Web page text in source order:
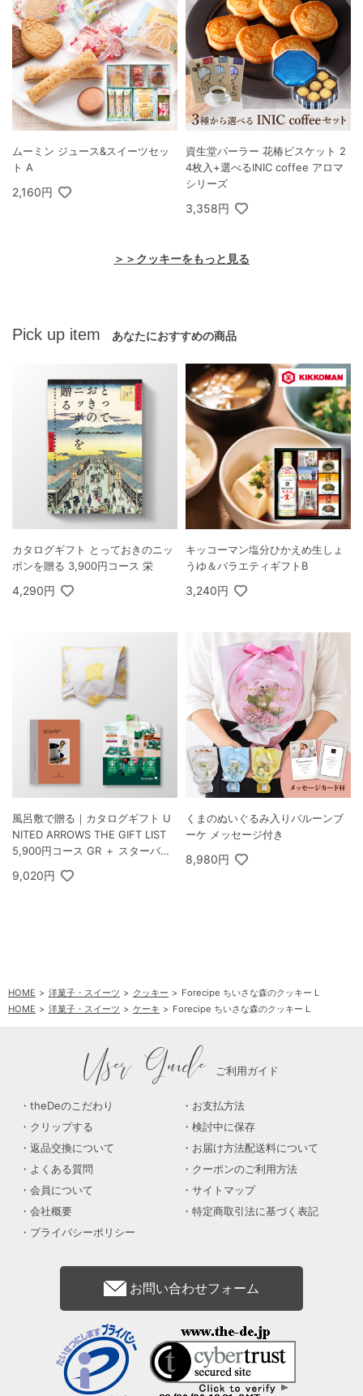
ムーミン ジュース&スイーツセッ
ト A
2,160円
資生堂パーラー 花椿ビスケット 2
4枚入+選べるINIC coffee アロマ
シリーズ
3,358円
＞＞クッキーをもっと見る
Pick up item あなたにおすすめの商品
カタログギフト とっておきのニッ
ポンを贈る 3,900円コース 栄
4,290円
キッコーマン塩分ひかえめ生しょ
うゆ＆バラエティギフトB
3,240円
風呂敷で贈る｜カタログギフト U
NITED ARROWS THE GIFT LIST
5,900円コース GR ＋ スターバッ
コーヒーギフトA
9,020円
くまのぬいぐるみ入りバルーンブ
ーケ メッセージ付き
8,980円
HOME 洋菓子・スイーツ クッキー
Forecipe ちいさな森のクッキー L
HOME
洋菓子・スイーツ ケーキ Forecipe ちいさな森のクッキー L
User Guide ご利用ガイド
theDeのこだわり
お支払方法
クリップする
検討中に保存
返品交換について
お届け方法配送料について
よくある質問
クーポンのご利用方法
会員について
サイトマップ
会社概要
特定商取引法に基づく表記
プライバシーポリシー
お問い合わせフォーム